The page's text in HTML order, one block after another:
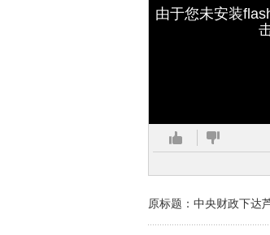
由于您未安装
原标题：中央财政下达